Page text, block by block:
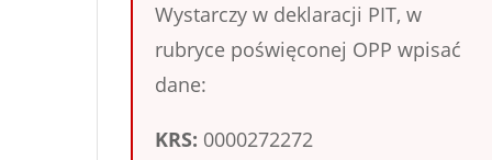
Wystarczy w deklaracji PIT, w
rubryce poświęconej OPP wpisać
dane:
KRS: 0000272272